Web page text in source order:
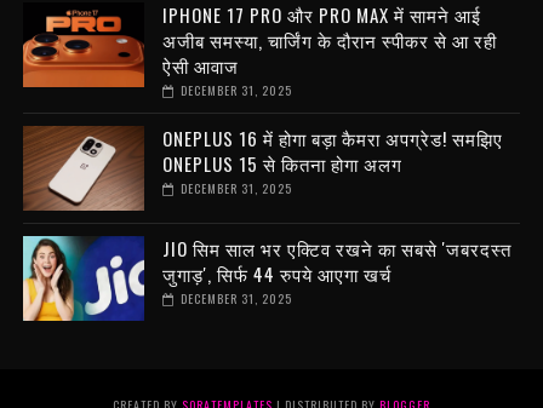
IPHONE 17 PRO और PRO MAX में सामने आई
अजीब समस्या, चार्जिंग के दौरान स्पीकर से आ रही
ऐसी आवाज
DECEMBER 31, 2025
ONEPLUS 16 में होगा बड़ा कैमरा अपग्रेड! समझिए
ONEPLUS 15 से कितना होगा अलग
DECEMBER 31, 2025
JIO सिम साल भर एक्टिव रखने का सबसे 'जबरदस्त
जुगाड़', सिर्फ 44 रुपये आएगा खर्च
DECEMBER 31, 2025